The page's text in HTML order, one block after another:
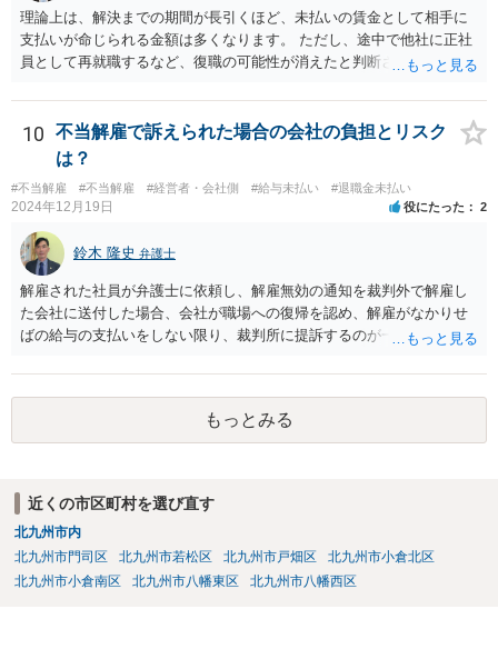
た、経歴詐称を理由とする解雇が有効になるのは、その詐称が「企業
の採用決定に重大な影響を与えるもの」と考えられています。今回の
ケースでは、過去２年の経歴が「業務委託」か「社員」かという点
は、過去２年間の業務内容自体を左右するものでなく、重大な詐称と
は判断されにくいでしょう。 そのため、いずれの理由も、適法な解雇
理由とすることは出来ないと考えます。 もっとも、上場を控えたベン
チャー企業とのことですし、社内のご事情については、顧問弁護士が
詳しく知るところと推察いたしますので、詳細は顧問弁護士の先生に
相談されるのがよろしいかと思います。
理論上は、解決までの期間が長引くほど、未払いの賃金として相手に
支払いが命じられる金額は多くなります。 ただし、途中で他社に正社
員として再就職するなど、復職の可能性が消えたと判断されると、そ
また、生計を立てるためにアルバイトなどで代わりの収入を得ること
までは否定されませんが、その場合、一定割合を上限に代わりに得た
収入が未払いの賃金の金額から差し引かれることがあります。 そのた
め、必ずしも期間に比例するとは限らないことにご注意ください。 現
在の労働基準法の上では、賃金の請求権の消滅時効は３年間で、給料
日ごとに時効の起算が始まります。そのため、遅くとも、最初の未払
い賃金の給料日から３年以内に訴訟を提起する必要があります。
10
不当解雇で訴えられた場合の会社の負担とリスク
は？
#不当解雇 #不当解雇 #経営者・会社側 #給与未払い #退職金未払い
2024年12月19日 役にたった 2
鈴木 隆史 弁護士
解雇された社員が弁護士に依頼し、解雇無効の通知を裁判外で解雇し
た会社に送付した場合、会社が職場への復帰を認め、解雇がなかりせ
ばの給与の支払いをしない限り、裁判所に提訴するのが一般的な流れ
なると思います。 また、一定期間分の給与を支払い、解雇ではなく円
満退社として和解する形での解決もありあるかもしれませんが、その
場合も和解金は必要になるかと思います。
もっとみる
近くの市区町村を選び直す
北九州市内
北九州市門司区
北九州市若松区 北九州市戸畑区
北九州市小倉北区
北九州市小倉南区
北九州市八幡東区 北九州市八幡西区